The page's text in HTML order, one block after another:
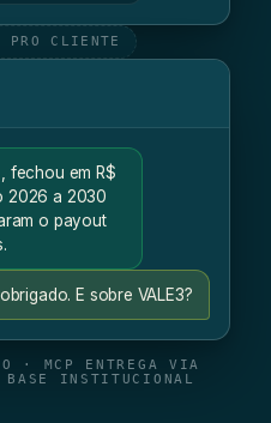
PRO CLIENTE
fechou em R$
2026 a 2030
o payout
E sobre VALE3?
· MCP ENTREGA VIA
BASE INSTITUCIONAL